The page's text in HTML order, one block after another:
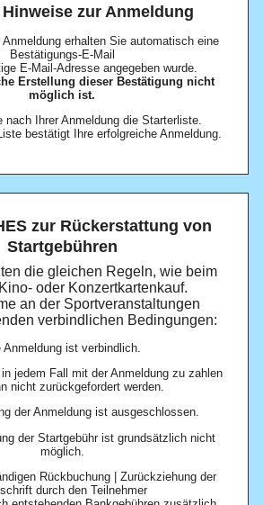
zur Anmeldung
Anmeldung erhalten Sie automatisch eine
Bestätigungs-E-Mail
E-Mail-Adresse angegeben wurde.
Erstellung dieser Bestätigung nicht
möglich ist.
nach Ihrer Anmeldung die Starterliste.
bestätigt Ihre erfolgreiche Anmeldung.
zur Rückerstattung von
Startgebühren
die gleichen Regeln, wie beim
oder Konzertkartenkauf.
an der Sportveranstaltungen
verbindlichen Bedingungen:
Anmeldung ist verbindlich.
jedem Fall mit der Anmeldung zu zahlen
nicht zurückgefordert werden.
der Anmeldung ist ausgeschlossen.
der Startgebühr ist grundsätzlich nicht
möglich.
Rückbuchung | Zurückziehung der
durch den Teilnehmer